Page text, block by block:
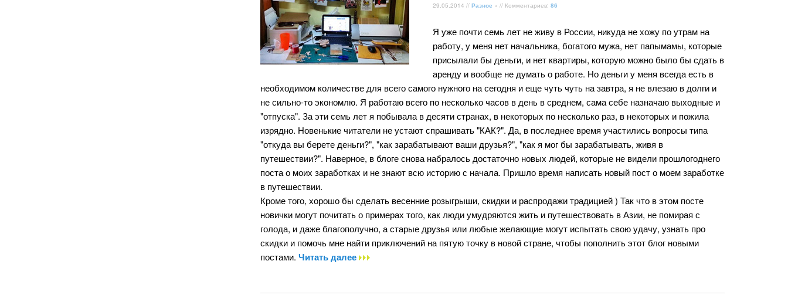
29.05.2014 // Разное » // Комментариев: 86
Я уже почти семь лет не живу в России, никуда не хожу по утрам на
работу, у меня нет начальника, богатого мужа, нет папымамы, которые
присылали бы деньги, и нет квартиры, которую можно было бы сдать в
аренду и вообще не думать о работе. Но деньги у меня всегда есть в
необходимом количестве для всего самого нужного на сегодня и еще чуть чуть на завтра, я не влезаю в долги и
не сильно-то экономлю. Я работаю всего по несколько часов в день в среднем, сама себе назначаю выходные и
"отпуска". За эти семь лет я побывала в десяти странах, в некоторых по несколько раз, в некоторых и пожила
изрядно. Новенькие читатели не устают спрашивать "КАК?". Да, в последнее время участились вопросы типа
"откуда вы берете деньги?", "как зарабатывают ваши друзья?", "как я мог бы зарабатывать, живя в
путешествии?". Наверное, в блоге снова набралось достаточно новых людей, которые не видели прошлогоднего
поста о моих заработках и не знают всю историю с начала. Пришло время написать новый пост о моем заработке
в путешествии.
Кроме того, хорошо бы сделать весенние розыгрыши, скидки и распродажи традицией ) Так что в этом посте
новички могут почитать о примерах того, как люди умудряются жить и путешествовать в Азии, не помирая с
голода, и даже благополучно, а старые друзья или любые желающие могут испытать свою удачу, узнать про
скидки и помочь мне найти приключений на пятую точку в новой стране, чтобы пополнить этот блог новыми
постами. Читать далее